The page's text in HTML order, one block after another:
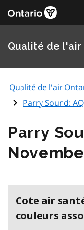
Qualité de l'air
Qualité de l'air
Parry Sound:
Parry
Cote air
couleurs